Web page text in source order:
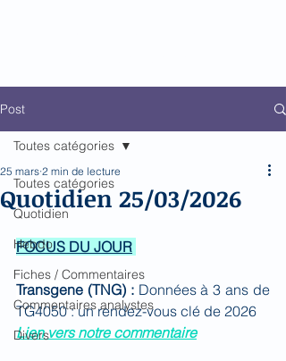
Post
Toutes catégories
Quotidien
Hebdo
Fiches / Commentaires
Commentaires analystes
Divers
Toutes catégories
Quotidien 25/03/2026
25 mars 2 min de lecture
FOCUS DU JOUR
Transgene (TNG) : Données à 3 ans de
TG4050 : un rendez-vous clé de 2026
Lien vers notre commentaire